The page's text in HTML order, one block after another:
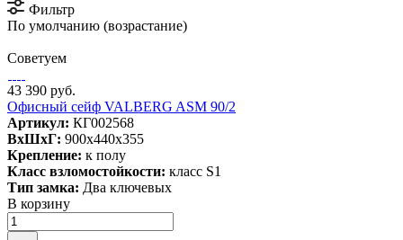
Фильтр
По умолчанию (возрастание)
Советуем
43 390 руб.
Офисный сейф VALBERG ASM 90/2
Артикул: КГ002568
ВxШxГ: 900x440x355
Крепление: к полу
Класс взломостойкости: класс S1
Тип замка: Два ключевых
В корзину